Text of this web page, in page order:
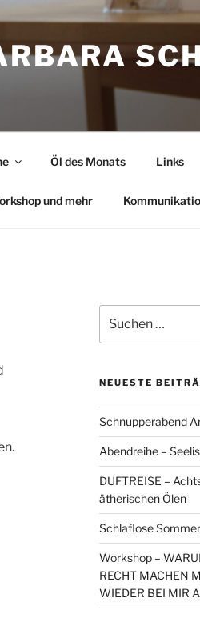
Öl des Monats Links
und mehr
nach:
NEUESTE
Schnupperabend
Abendreihe –
DUFTREISE –
ätherischen Ölen
Schlaflose
Workshop –
RECHT MACHEN
WIEDER BEI MIR